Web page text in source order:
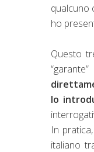
qualcuno
ho
Questo
lo
In
italiano